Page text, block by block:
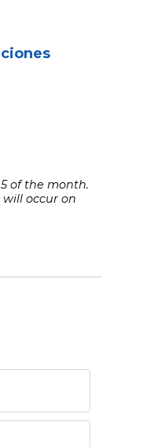
of the month.
will occur on